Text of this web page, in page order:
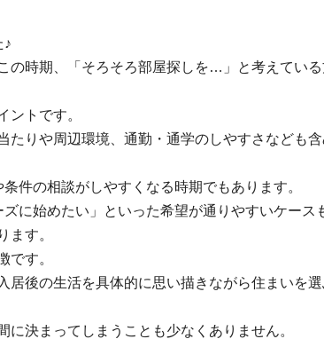
♪
の時期、「そろそろ部屋探しを…」と考えてい
ントです。
たりや周辺環境、通勤・通学のしやすさなども
件の相談がしやすくなる時期でもあります。
に始めたい」といった希望が通りやすいケース
ます。
です。
居後の生活を具体的に思い描きながら住まいを
決まってしまうことも少なくありません。